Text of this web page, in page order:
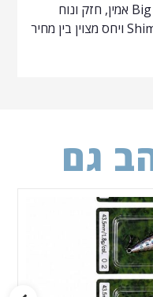
מתאים לדייגים שמחפשים רולר Big Pit אמין, חזק ונוח
לשימוש, עם איכות מוכחת של Shimano ויחס מצוין בין מחיר
גם